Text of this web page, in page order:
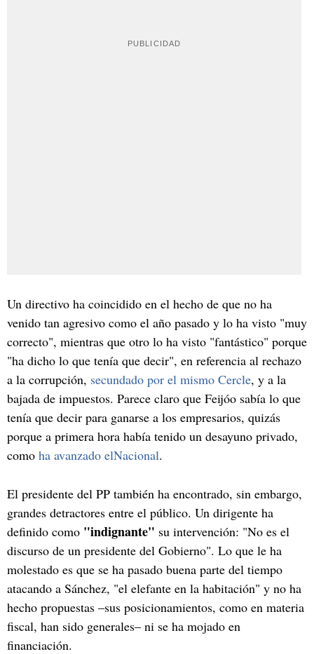
Un directivo ha coincidido en el hecho de que no ha
venido tan agresivo como el año pasado y lo ha visto "muy
correcto", mientras que otro lo ha visto "fantástico" porque
"ha dicho lo que tenía que decir", en referencia al rechazo
a la corrupción, secundado por el mismo Cercle, y a la
bajada de impuestos. Parece claro que Feijóo sabía lo que
tenía que decir para ganarse a los empresarios, quizás
porque a primera hora había tenido un desayuno privado,
como ha avanzado elNacional.
El presidente del PP también ha encontrado, sin embargo,
grandes detractores entre el público. Un dirigente ha
definido como "indignante" su intervención: "No es el
discurso de un presidente del Gobierno". Lo que le ha
molestado es que se ha pasado buena parte del tiempo
atacando a Sánchez, "el elefante en la habitación" y no ha
hecho propuestas –sus posicionamientos, como en materia
fiscal, han sido generales– ni se ha mojado en
financiación.